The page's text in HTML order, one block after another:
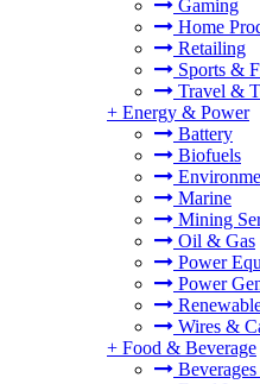
Gaming
Home
Retailing
Sports &
Travel &
+ Energy & Power
Battery
Biofuels
Marine
Mining
Oil & Gas
Power
Power
Wires &
+ Food & Beverage